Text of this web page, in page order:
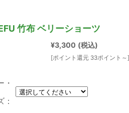
竹布 ベリーショーツ
¥3,300 (税込)
[ポイント還元 33ポイント～]
・
：